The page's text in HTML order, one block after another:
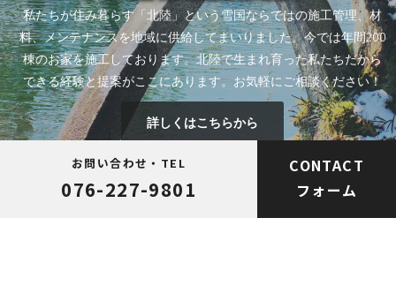
私たちが住み暮らす「北陸」という雪国ならではの施工管理、材
料、メンテナンスを地域に供給してまいりました。今では年間200
棟のお家を施工しております。北陸で生まれ育った私たちだから
できる経験と提案がここにあります。お気軽にご相談ください！
詳しくはこちらから
(株)北陸総合建築に
お問い合わせ・TEL
076-227-9801
CONTACT
フォーム